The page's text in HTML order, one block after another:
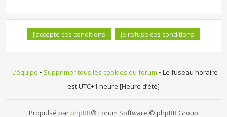
L’équipe • Supprimer tous les cookies du forum • Le fuseau horaire
est UTC+1 heure [Heure d’été]
Propulsé parphpBB® Forum Software © phpBB Group